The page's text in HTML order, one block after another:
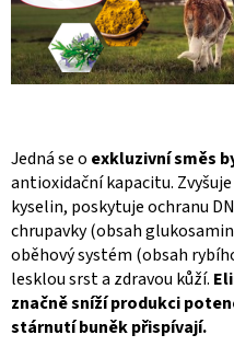
Jedná se o exkluzivní směs
antioxidační kapacitu.
kyselin, poskytuje ochranu
chrupavky (obsah
oběhový systém (obsah
lesklou srst a zdravou kůží.
značně sníží produkci
stárnutí buněk přispívají.